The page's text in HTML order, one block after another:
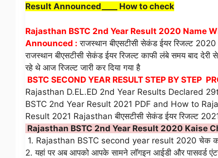
Result Announced____ How to check
Rajasthan BSTC 2nd Year Result 2020 Name
Announced : राजस्थान बीएसटीसी सेकंड ईयर रिजल्ट 2020
राजस्थान बीएसटीसी सेकंड ईयर रिजल्ट काफी लंबे समय बाद देरी
रहे थे आज रिजल्ट जारी कर दिया गया है
BSTC SECOND YEAR RESULT STEP BY STEP
Rajasthan D.EL.ED 2nd Year Results Declared
BSTC 2nd Year Result 2021 PDF and How to
Result 2021 Rajasthan बीएसटीसी सेकंड ईयर रिजल्ट
Rajasthan BSTC 2nd Year Result 2020 Kaise
1. Rajasthan BSTC second year result 2020 चेक
2. यहां पर अब आपको आपके सामने लॉगइन आईडी और पासवर्ड